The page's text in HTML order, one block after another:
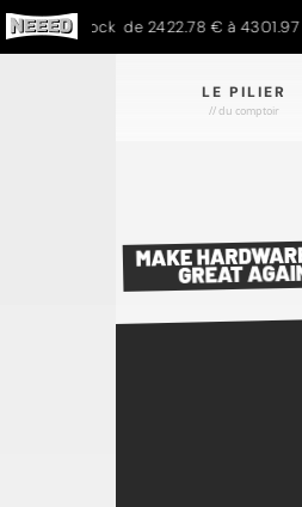
stock de 2422.78 € à 4301.97 €
LE PILIER
// du comptoir